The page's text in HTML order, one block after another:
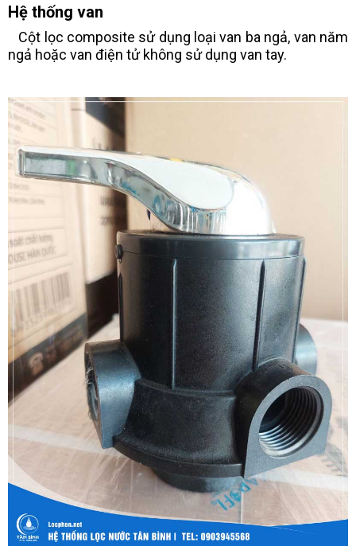
Hệ thống van
Cột lọc composite sử dụng loại van ba ngả, van năm
ngả hoặc van điện tử không sử dụng van tay.